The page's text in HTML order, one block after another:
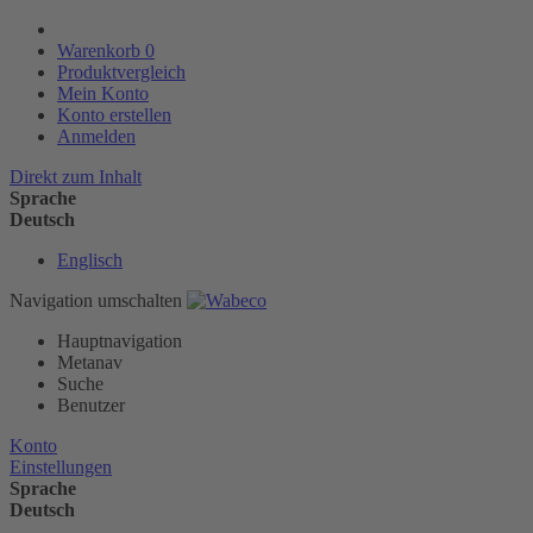
Warenkorb 0
Produktvergleich
Mein Konto
Konto erstellen
Anmelden
Direkt zum Inhalt
Sprache
Deutsch
Englisch
Navigation umschalten
Hauptnavigation
Metanav
Suche
Benutzer
Konto
Einstellungen
Sprache
Deutsch